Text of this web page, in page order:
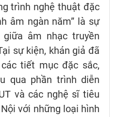
trình nghệ thuật đặc
âm ngàn năm” là sự
âm nhạc truyền
sự kiện, khán giả đã
tiết mục đặc sắc,
qua phần trình diễn
và các nghệ sĩ tiêu
với những loại hình